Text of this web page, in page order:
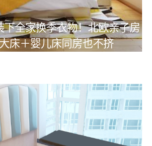
下全家换季衣物！北欧亲子房
床＋婴儿床同房也不挤